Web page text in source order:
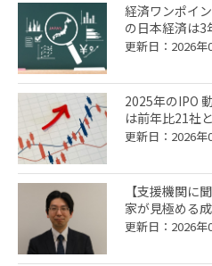
経済ワンポイ
の日本経済は3
更新日：2026年
2025年のIPO
は前年比21社
更新日：2026年
【支援機関に
家が見極める
更新日：2026年